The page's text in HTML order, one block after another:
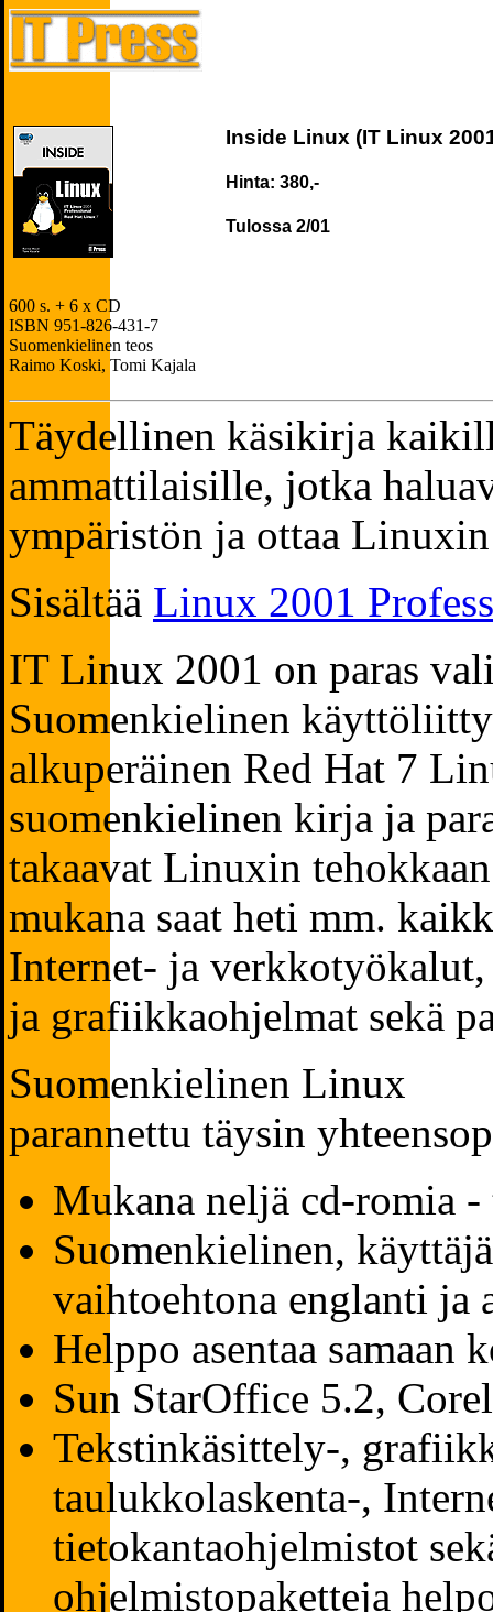
Inside Linux (IT Linux
Hinta: 380,-
Tulossa 2/01
600 s. + 6 x CD
ISBN 951-826-431-7
Suomenkielinen teos
Raimo Koski, Tomi Kajala
Täydellinen käsikirja
ammattilaisille, jotka
ympäristön ja ottaa
Sisältää Linux 2001
IT Linux 2001 on paras
Suomenkielinen
alkuperäinen Red Hat 7
suomenkielinen kirja ja
takaavat Linuxin
mukana saat heti mm.
Internet- ja
ja grafiikkaohjelmat sekä
Suomenkielinen Linux
parannettu täysin
Mukana neljä cd-romia
Suomenkielinen,
vaihtoehtona englanti ja
Helppo asentaa samaan
Sun StarOffice 5.2,
Tekstinkäsittely-,
taulukkolaskenta-,
tietokantaohjelmistot
ohjelmistopaketteja